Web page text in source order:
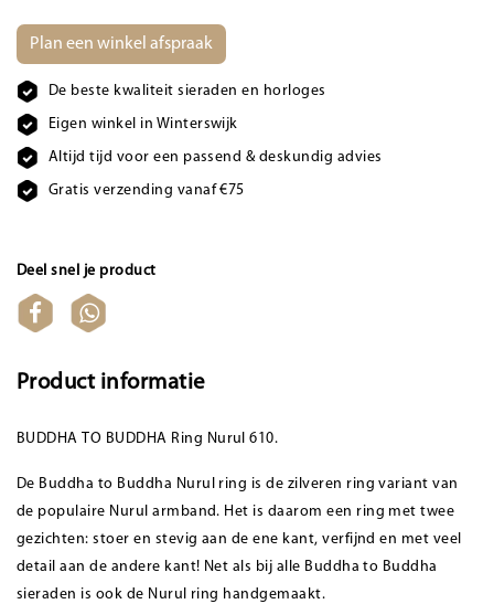
Plan een winkel afspraak
De beste kwaliteit sieraden en horloges
Eigen winkel in Winterswijk
Altijd tijd voor een passend & deskundig advies
Gratis verzending vanaf €75
Deel snel je product
Product informatie
BUDDHA TO BUDDHA Ring Nurul 610.
De Buddha to Buddha Nurul ring is de zilveren ring variant van
de populaire Nurul armband. Het is daarom een ring met twee
gezichten: stoer en stevig aan de ene kant, verfijnd en met veel
detail aan de andere kant! Net als bij alle Buddha to Buddha
sieraden is ook de Nurul ring handgemaakt.